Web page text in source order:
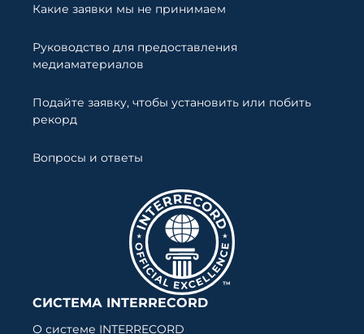
Какие заявки мы не принимаем
Руководство для предоставления
медиаматериалов
Подайте заявку, чтобы установить или побить
рекорд
Вопросы и ответы
СИСТЕМА INTERRECORD
О системе INTERRECORD